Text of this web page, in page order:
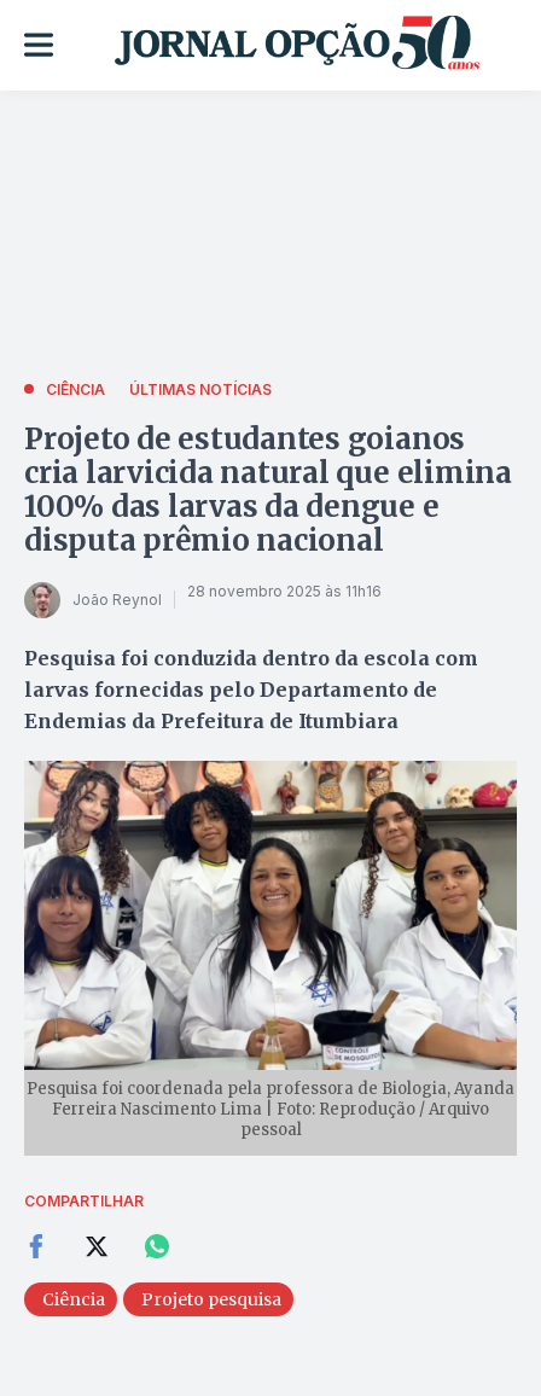
CIÊNCIA ÚLTIMAS NOTÍCIAS
Projeto de estudantes goianos
cria larvicida natural que elimina
100% das larvas da dengue e
disputa prêmio nacional
João Reynol 28 novembro 2025 às 11h16
Pesquisa foi conduzida dentro da escola com
larvas fornecidas pelo Departamento de
Endemias da Prefeitura de Itumbiara
Pesquisa foi coordenada pela professora de Biologia, Ayanda
Ferreira Nascimento Lima | Foto: Reprodução / Arquivo
pessoal
COMPARTILHAR
Ciência Projeto pesquisa